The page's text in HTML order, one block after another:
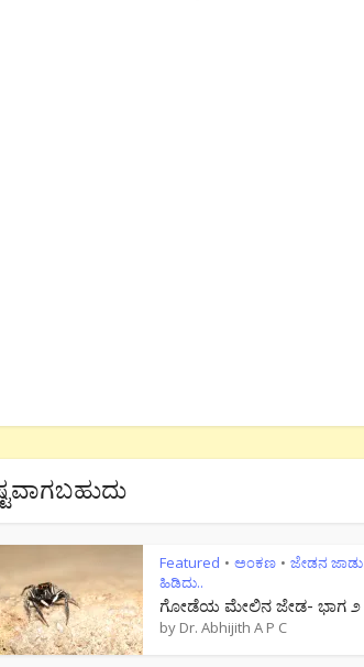
Featured • ಅಂಕಣ • ಜೇಡನ ಜಾಡು
ಹಿಡಿದು..
ಗೋಡೆಯ ಮೇಲಿನ ಜೇಡ- ಭಾಗ ೨
by Dr. Abhijith A P C